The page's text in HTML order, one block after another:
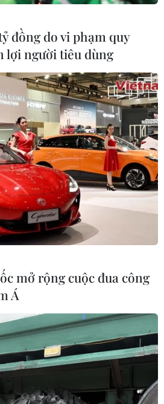
cáp điện ngầm cấp
Lý Sơn
ty Điện lực miền Trung tổ chức lễ
điện từ hệ thống điện quốc gia
bằng cáp ngầm.
đồng do vi phạm quy
lợi người tiêu dùng
mở rộng cuộc đua công
Á